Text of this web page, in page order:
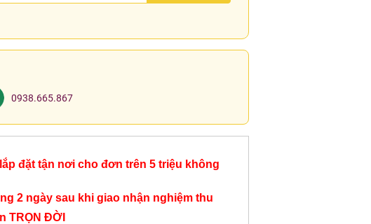
0938.665.867
đặt tận nơi cho đơn trên 5 triệu không
2 ngày sau khi giao nhận nghiệm thu
TRỌN ĐỜI